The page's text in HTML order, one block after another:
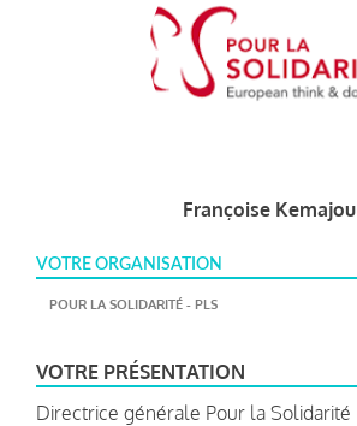
Françoise Kemajou
VOTRE ORGANISATION
POUR LA SOLIDARITÉ - PLS
VOTRE PRÉSENTATION
Directrice générale Pour la Solidarité